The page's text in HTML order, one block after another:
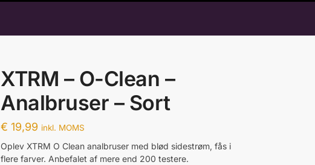
XTRM – O-Clean –
Analbruser – Sort
€ 19,99 inkl. MOMS
Oplev XTRM O Clean analbruser med blød sidestrøm, fås i
flere farver. Anbefalet af mere end 200 testere.